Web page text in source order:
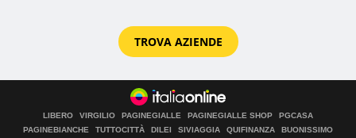
TROVA AZIENDE
LIBERO VIRGILIO PAGINEGIALLE PAGINEGIALLE SHOP
PGCASA
PAGINEBIANCHE
TUTTOCITTÀ DILEI SIVIAGGIA QUIFINANZA
BUONISSIMO